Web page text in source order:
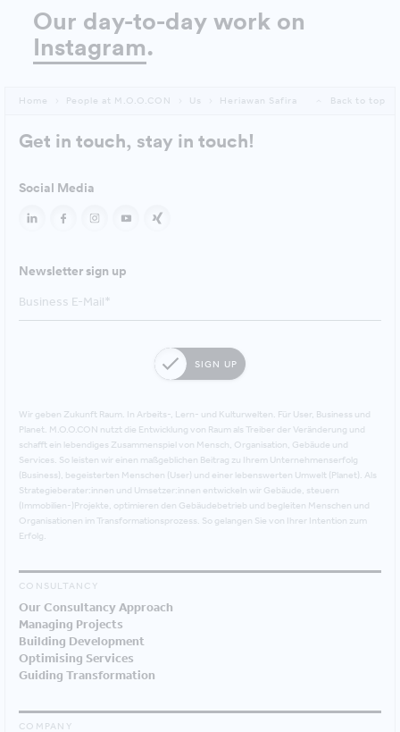
Our day-to-day work on
Instagram.
Home People at M.O.O.CON Us Heriawan Safira Back to top
Get in touch, stay in touch!
Social Media
Newsletter sign up
SIGN UP
Wir geben Zukunft Raum. In Arbeits-, Lern- und Kulturwelten. Für User, Business und
Planet. M.O.O.CON nutzt die Entwicklung von Raum als Treiber der Veränderung und
schafft ein lebendiges Zusammenspiel von Mensch, Organisation, Gebäude und
Services. So leisten wir einen maßgeblichen Beitrag zu Ihrem Unternehmenserfolg
(Business), begeisterten Menschen (User) und einer lebenswerten Umwelt (Planet). Als
Strategieberater:innen und Umsetzer:innen entwickeln wir Gebäude, steuern
(Immobilien-)Projekte, optimieren den Gebäudebetrieb und begleiten Menschen und
Organisationen im Transformationsprozess. So gelangen Sie von Ihrer Intention zum
Erfolg.
CONSULTANCY
Our Consultancy Approach
Managing Projects
Building Development
Optimising Services
Guiding Transformation
COMPANY